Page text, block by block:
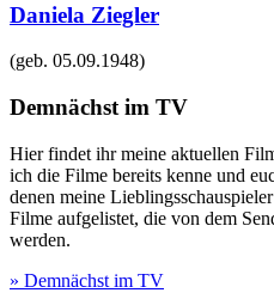
Daniela Ziegler
(geb. 05.09.1948)
Demnächst im TV
Hier findet ihr meine aktuellen
ich die Filme bereits kenne und
denen meine
Filme aufgelistet, die von dem
werden.
» Demnächst im TV